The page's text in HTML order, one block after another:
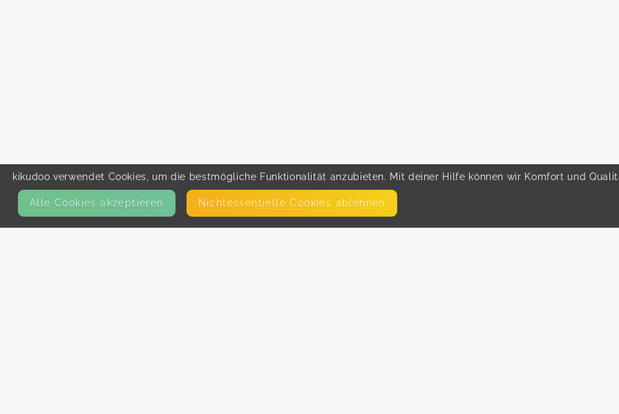
kikudoo verwendet Cookies, um die bestmögliche Funktionalität anzubieten. Mit deiner Hilfe können wir Komfort und
Alle Cookies akzeptieren Nicht­essentielle Cookies ablehnen